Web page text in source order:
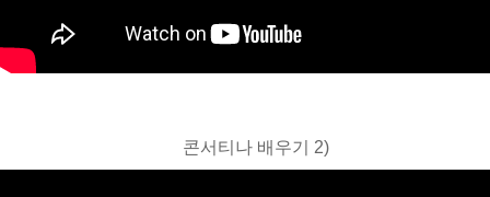
콘서티나 배우기 2)